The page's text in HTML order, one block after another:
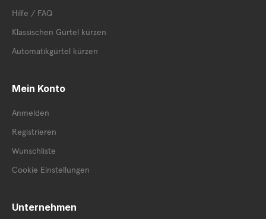
Hilfe / FAQ
Klassischen Gürtel kürzen
Automatikgürtel kürzen
Mein Konto
Anmelden
Registrieren
Wunschliste
Cookie Einstellungen
Unternehmen